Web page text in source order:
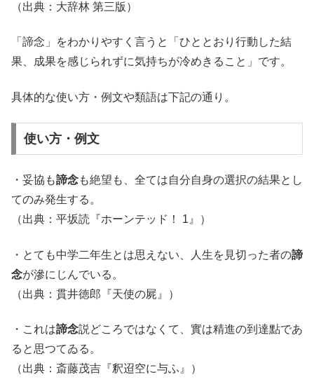
（出典：大辞林 第三版）
「諦念」をわかりやすく言うと「ひととおり行動した結
果、成果を感じられずに気持ちが冷めきること」です。
具体的な使い方・例文や類語は下記の通り。
使い方・例文
・妥協も諦念も絶望も、全ては自分自身の選択の結果とし
てのみ発生する。
（出典：平坂読『ホーンテッド！ 1』）
・とても中学二年生とは思えない、人生を見切った者の諦
念が滲にじんでいる。
（出典：貫井徳郎『天使の屍』）
・これは諦念説どころではなくて、實は精進の到達點であ
ると思つてゐる。
（出典：斎藤茂吉『釈迢空に与ふ』）